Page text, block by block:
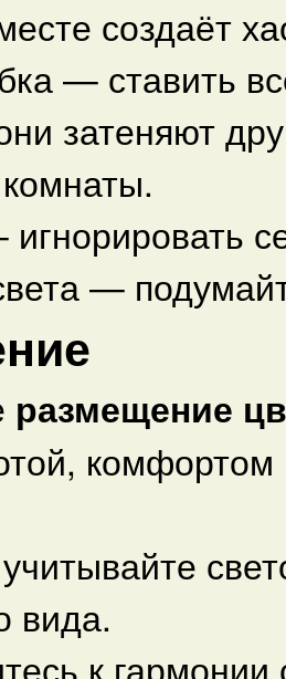
создаёт
— ставить
затеняют
—
размещение
вида.
к